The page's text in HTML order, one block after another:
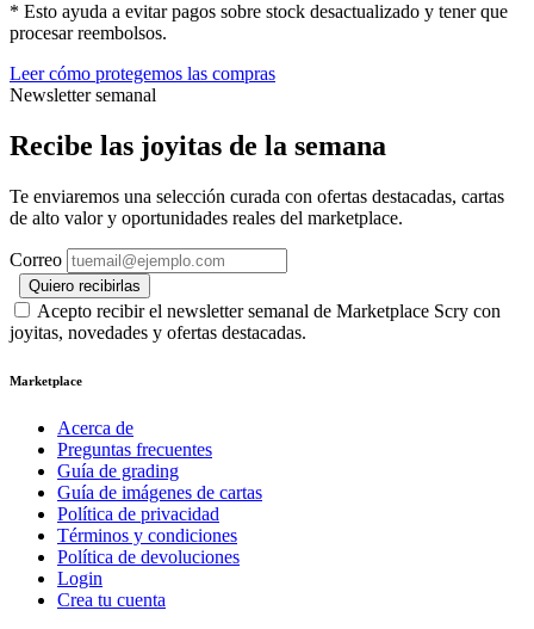
* Esto ayuda a evitar pagos sobre stock desactualizado y tener que
procesar reembolsos.
Leer cómo protegemos las compras
Newsletter semanal
Recibe las joyitas de la semana
Te enviaremos una selección curada con ofertas destacadas, cartas
de alto valor y oportunidades reales del marketplace.
Correo
Quiero recibirlas
Acepto recibir el newsletter semanal de Marketplace Scry con
joyitas, novedades y ofertas destacadas.
Marketplace
Acerca de
Preguntas frecuentes
Guía de grading
Guía de imágenes de cartas
Política de privacidad
Términos y condiciones
Política de devoluciones
Login
Crea tu cuenta